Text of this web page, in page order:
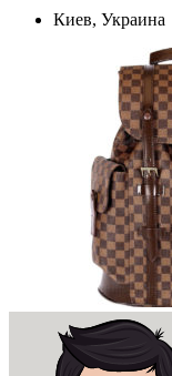
Киев, Украина